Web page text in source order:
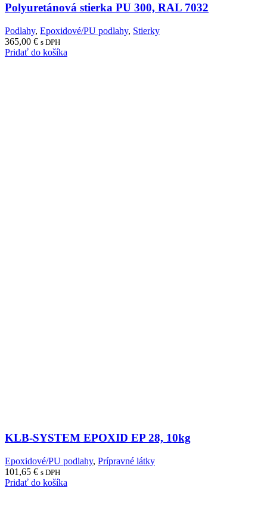
Polyuretánová stierka PU 300, RAL 7032
Podlahy, Epoxidové/PU podlahy, Stierky
365,00 € s DPH
Pridať do košíka
KLB-SYSTEM EPOXID EP 28, 10kg
Epoxidové/PU podlahy, Prípravné látky
101,65 € s DPH
Pridať do košíka